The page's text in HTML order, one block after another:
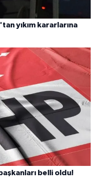
yıkım kararlarına
belli oldu!